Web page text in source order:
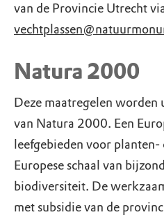
van de Provincie Utrecht
Natura 2000
Deze maatregelen
van Natura 2000. Een
leefgebieden voor
Europese schaal van
biodiversiteit. De
met subsidie van de